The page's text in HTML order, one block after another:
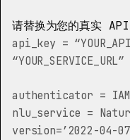
请替换为您的真实
api_key =
“YOUR_SERVICE_URL”
authenticator =
nlu_service =
version=’2022-04-